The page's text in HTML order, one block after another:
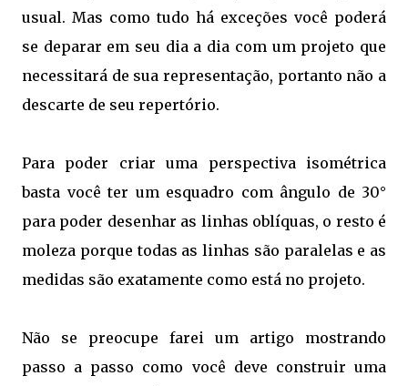
usual. Mas como tudo há exceções você poderá
se deparar em seu dia a dia com um projeto que
necessitará de sua representação, portanto não a
descarte de seu repertório.
Para poder criar uma perspectiva isométrica
basta você ter um esquadro com ângulo de 30°
para poder desenhar as linhas oblíquas, o resto é
moleza porque todas as linhas são paralelas e as
medidas são exatamente como está no projeto.
Não se preocupe farei um artigo mostrando
passo a passo como você deve construir uma